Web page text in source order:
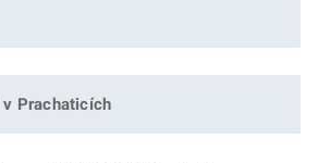
v Prachaticích